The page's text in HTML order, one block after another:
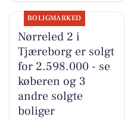
BOLIGMARKED
Nørreled 2 i
Tjæreborg er solgt
for 2.598.000 - se
køberen og 3
andre solgte
boliger